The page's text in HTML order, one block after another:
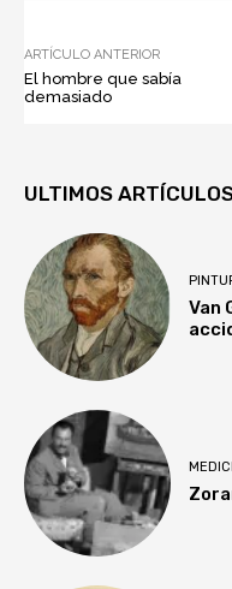
ARTÍCULO ANTERIOR
El hombre que sabía
demasiado
ULTIMOS
Van